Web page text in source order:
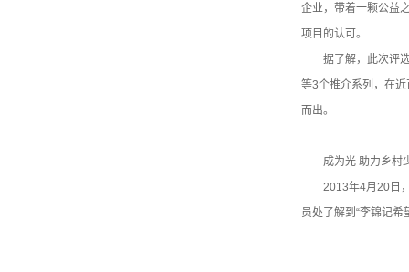
企业，带着一颗公益
项目的认可。
据了解，此次评
等3个推介系列，在近
而出。
成为光 助力乡村
2013年4月20日
员处了解到“李锦记